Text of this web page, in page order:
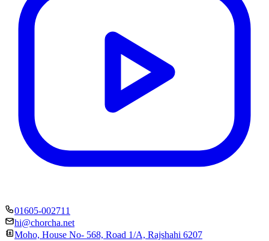
01605-002711
hi@chorcha.net
Moho, House No- 568, Road 1/A, Rajshahi 6207